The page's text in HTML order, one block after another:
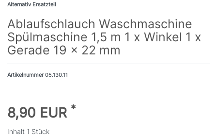
Alternativ Ersatzteil
Ablaufschlauch Waschmaschine
Spülmaschine 1,5 m 1 x Winkel 1 x
Gerade 19 x 22 mm
Artikelnummer05.130.11
8,90 EUR *
Inhalt 1 Stück